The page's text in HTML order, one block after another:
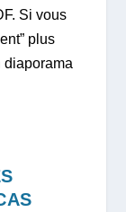
Si vous
plus
diaporama